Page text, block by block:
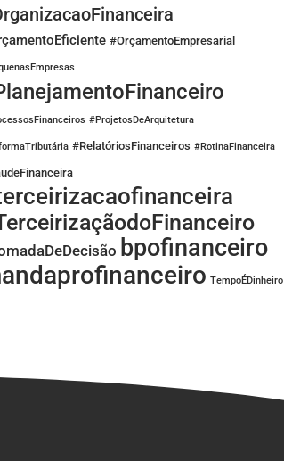
#OrçamentoEmpresarial
#ProjetosDeArquitetura
#RelatóriosFinanceiros #RotinaFinanceira
bpofinanceiro
TempoÉDinheiro